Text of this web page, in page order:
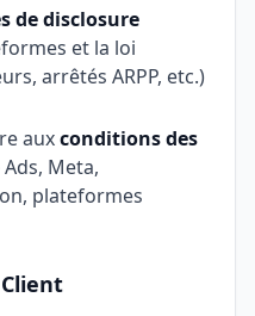
de disclosure
et la loi
arrêtés ARPP, etc.)
auxconditions des
Meta,
plateformes